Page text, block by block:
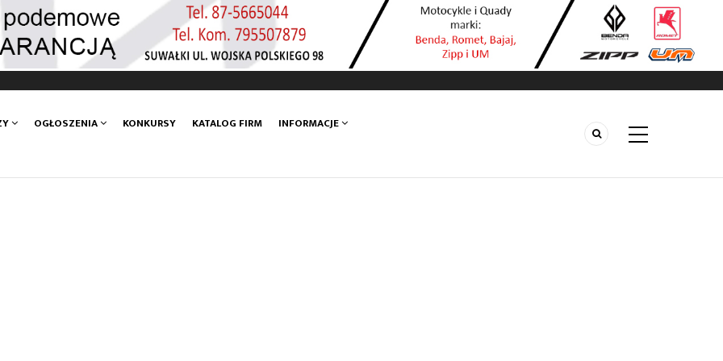
OGŁOSZENIA KONKURSY KATALOG FIRM INFORMACJE